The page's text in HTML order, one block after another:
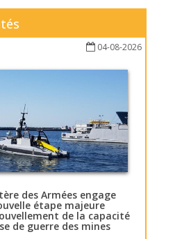
04-08-2026
des Armées engage
étape majeure
de la capacité
de guerre des mines